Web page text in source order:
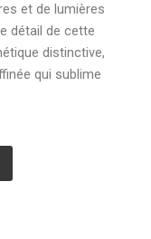
et de lumières
détail de cette
distinctive,
qui sublime